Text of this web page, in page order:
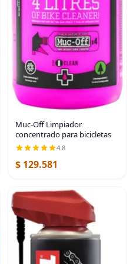
Muc-Off Limpiador
concentrado para bicicletas
4.8
$ 129.581